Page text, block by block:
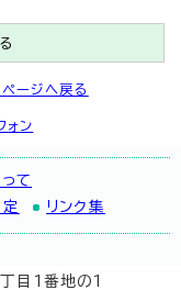
ページへ戻る
ォン
て
リンク集
目1番地の1